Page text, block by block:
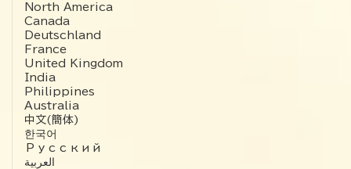
North America
Canada
Deutschland
France
United Kingdom
India
Philippines
Australia
中文(簡体)
한국어
Русский
العربية‏